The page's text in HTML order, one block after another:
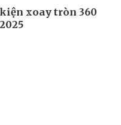
xoay tròn 360